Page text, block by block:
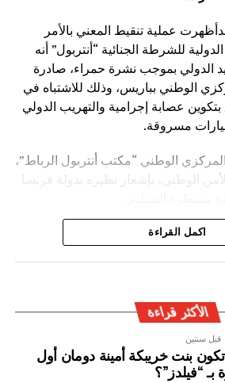
عملية تنقيط المعني بالأمر
للشرطة الجنائية “أنتربول” أنه
الدولي بموجب نشرة حمراء، صادرة
الوطني بباريس، وذلك للاشتباه في
عصابة إجرامية والتهريب الدولي
مسروقة.
الوطني “مكتب أنتربول الرباط”،
الوطني، بإشعار نظيره بدولة فرنسا
في سياق التزام المصالح الأمنية
اكمل القراءة
الأكثر قراءة
قبل سنتين
بنت خريبكة أمينة دومان أول
بـ “فيلدز”؟